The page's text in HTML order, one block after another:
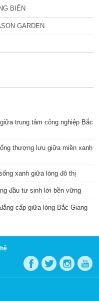
BIÊN
GARDEN
trung tâm công nghiệp Bắc
thượng lưu giữa miền xanh
xanh giữa lòng đô thị
đầu tư sinh lời bền vững
cấp giữa lòng Bắc Giang